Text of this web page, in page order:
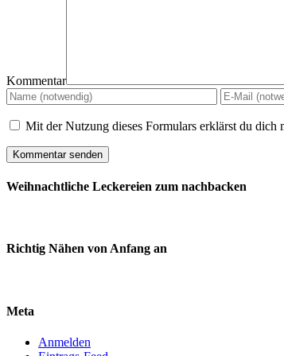
Kommentar
Mit der Nutzung dieses Formulars erklärst du dich
Weihnachtliche Leckereien zum nachbacken
Richtig Nähen von Anfang an
Meta
Anmelden